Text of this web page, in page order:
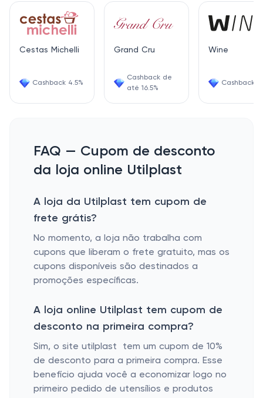
Cestas Michelli
Cashback 4.5%
Grand Cru
Cashback de
até 16.5%
Wine
Cashback
FAQ — Cupom de desconto
da loja online Utilplast
A loja da Utilplast tem cupom de
frete grátis?
No momento, a loja não trabalha com
cupons que liberam o frete gratuito, mas os
cupons disponíveis são destinados a
promoções específicas.
A loja online Utilplast tem cupom de
desconto na primeira compra?
Sim, o site utilplast tem um cupom de 10%
de desconto para a primeira compra. Esse
benefício ajuda você a economizar logo no
primeiro pedido de utensílios e produtos